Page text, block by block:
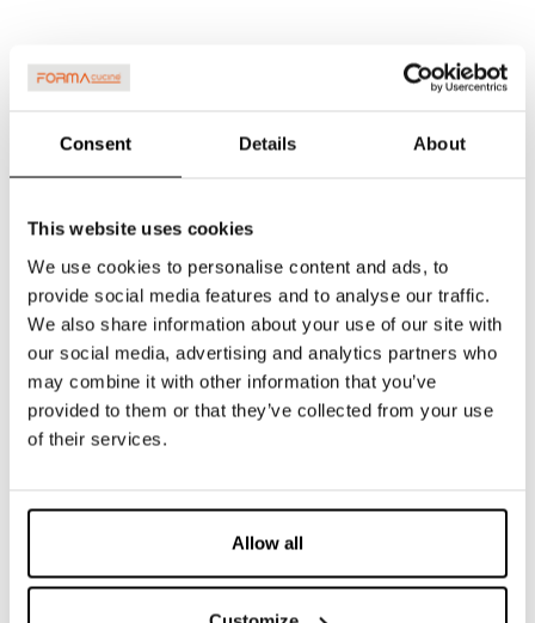
Consent Details About
This website uses cookies
We use cookies to personalise content and ads, to
provide social media features and to analyse our traffic.
We also share information about your use of our site with
our social media, advertising and analytics partners who
may combine it with other information that you’ve
provided to them or that they’ve collected from your use
of their services.
Allow all
profondità 32,2 cm
DETALLES